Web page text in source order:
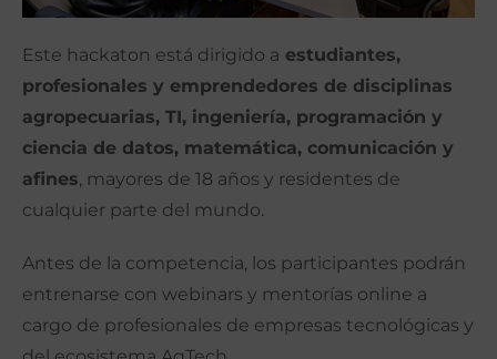
Este hackaton está dirigido a estudiantes,
profesionales y emprendedores de disciplinas
agropecuarias, TI, ingeniería, programación y
ciencia de datos, matemática, comunicación y
afines, mayores de 18 años y residentes de
cualquier parte del mundo.
Antes de la competencia, los participantes podrán
entrenarse con webinars y mentorías online a
cargo de profesionales de empresas tecnológicas y